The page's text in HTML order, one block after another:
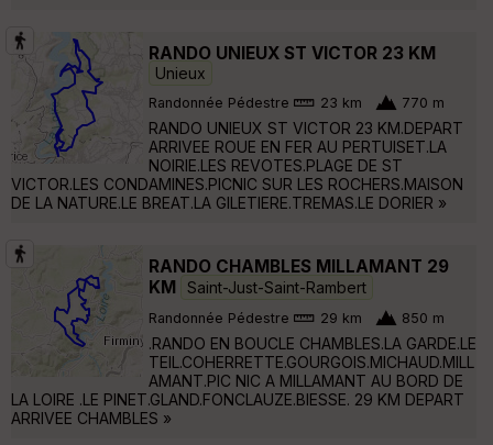
RANDO UNIEUX ST VICTOR 23 KM
Unieux
Randonnée Pédestre 23 km 770 m
RANDO UNIEUX ST VICTOR 23 KM.DEPART
ARRIVEE ROUE EN FER AU PERTUISET.LA
NOIRIE.LES REVOTES.PLAGE DE ST
VICTOR.LES CONDAMINES.PICNIC SUR LES ROCHERS.MAISON
DE LA NATURE.LE BREAT.LA GILETIERE.TREMAS.LE DORIER »
RANDO CHAMBLES MILLAMANT 29
KM
Saint-Just-Saint-Rambert
Randonnée Pédestre 29 km 850 m
.RANDO EN BOUCLE CHAMBLES.LA GARDE.LE
TEIL.COHERRETTE.GOURGOIS.MICHAUD.MILL
AMANT.PIC NIC A MILLAMANT AU BORD DE
LA LOIRE .LE PINET.GLAND.FONCLAUZE.BIESSE. 29 KM DEPART
ARRIVEE CHAMBLES »